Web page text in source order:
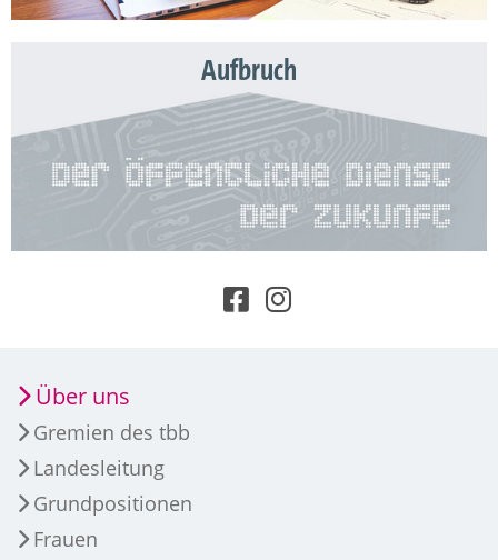
Aufbruch
Über uns
Gremien des tbb
Landesleitung
Grundpositionen
Frauen